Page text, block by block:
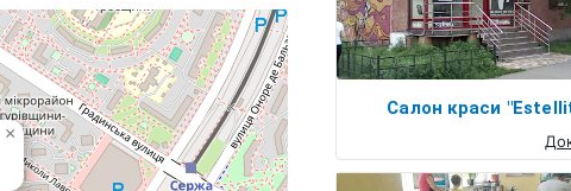
×
Салон краси